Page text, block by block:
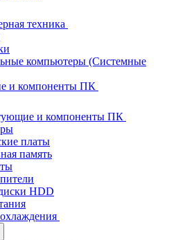
техника
компьютеры (Системные
и компоненты ПК
и компоненты ПК
платы
память
HDD